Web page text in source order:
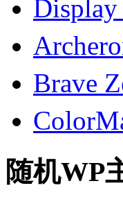
Brave
随机WP